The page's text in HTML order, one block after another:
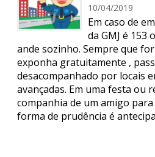
10/04/2019
Em caso de
da GMJ é 153
ande sozinho. Sempre que
exponha gratuitamente ,
desacompanhado por locais
avançadas. Em uma festa ou
companhia de um amigo
forma de prudência é